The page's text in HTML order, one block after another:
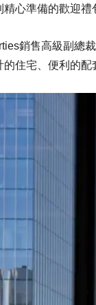
心準備的歡迎禮
銷售高級副總
住宅、便利的配